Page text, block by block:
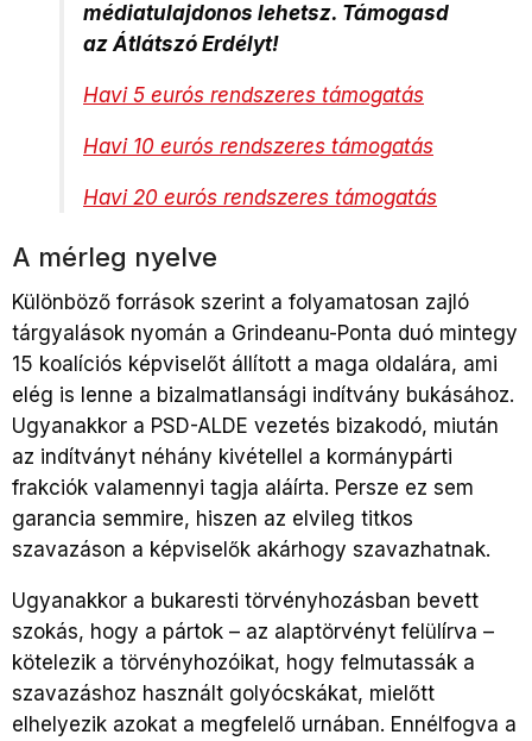
médiatulajdonos lehetsz. Támogasd
az Átlátszó Erdélyt!
Havi 5 eurós rendszeres támogatás
Havi 10 eurós rendszeres támogatás
Havi 20 eurós rendszeres támogatás
A mérleg nyelve
Különböző források szerint a folyamatosan zajló
tárgyalások nyomán a Grindeanu-Ponta duó mintegy
15 koalíciós képviselőt állított a maga oldalára, ami
elég is lenne a bizalmatlansági indítvány bukásához.
Ugyanakkor a PSD-ALDE vezetés bizakodó, miután
az indítványt néhány kivétellel a kormánypárti
frakciók valamennyi tagja aláírta. Persze ez sem
garancia semmire, hiszen az elvileg titkos
szavazáson a képviselők akárhogy szavazhatnak.
Ugyanakkor a bukaresti törvényhozásban bevett
szokás, hogy a pártok – az alaptörvényt felülírva –
kötelezik a törvényhozóikat, hogy felmutassák a
szavazáshoz használt golyócskákat, mielőtt
elhelyezik azokat a megfelelő urnában. Ennélfogva a